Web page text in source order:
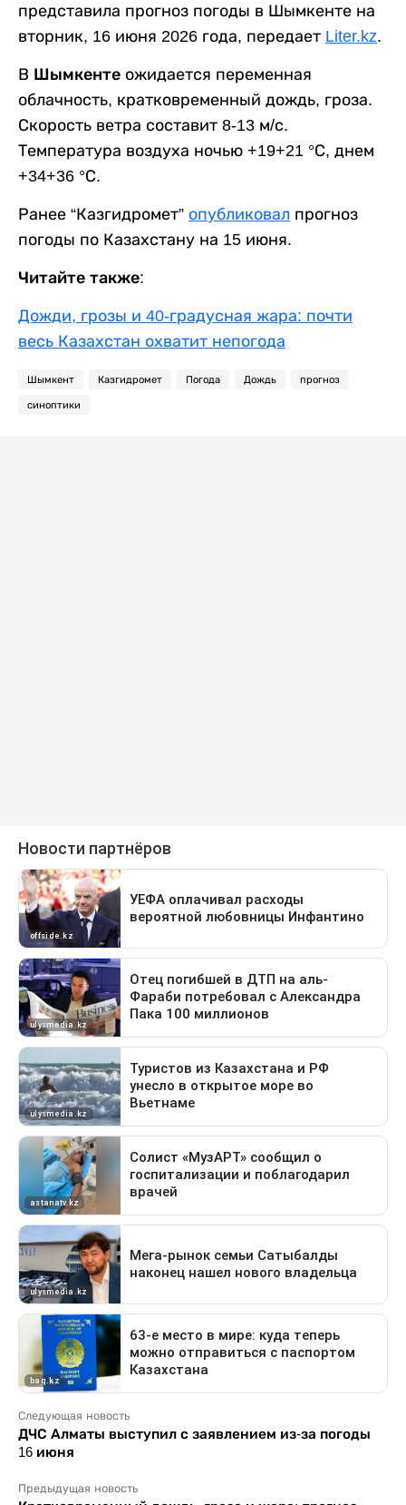
представила прогноз погоды в Шымкенте на
вторник, 16 июня 2026 года, передает Liter.kz.
В Шымкенте ожидается переменная
облачность, кратковременный дождь, гроза.
Скорость ветра составит 8-13 м/с.
Температура воздуха ночью +19+21 °С, днем
+34+36 °С.
Ранее “Казгидромет” опубликовал прогноз
погоды по Казахстану на 15 июня.
Читайте также:
Дожди, грозы и 40-градусная жара: почти
весь Казахстан охватит непогода
Шымкент Казгидромет Погода Дождь прогноз
синоптики
Следующая новость
ДЧС Алматы выступил с заявлением из-за погоды
16 июня
Предыдущая новость